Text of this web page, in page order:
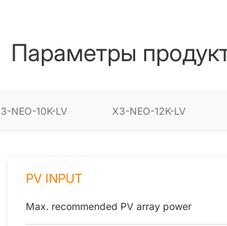
Параметры
NEO-10K-LV X3-NEO-12K-LV
PV INPUT
Max. recommended PV array power